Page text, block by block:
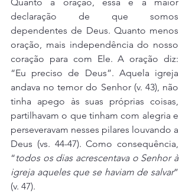
Quanto à oração, essa é a maior
declaração de que somos
dependentes de Deus. Quanto menos
oração, mais independência do nosso
coração para com Ele. A oração diz:
“Eu preciso de Deus”. Aquela igreja
andava no temor do Senhor (v. 43), não
tinha apego às suas próprias coisas,
partilhavam o que tinham com alegria e
perseveravam nesses pilares louvando a
Deus (vs. 44-47). Como consequência,
“todos os dias acrescentava o Senhor à
igreja aqueles que se haviam de salvar”
(v. 47).